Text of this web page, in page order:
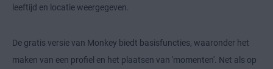
leeftijd en locatie weergegeven.
De gratis versie van Monkey biedt basisfuncties, waaronder het
maken van een profiel en het plaatsen van 'momenten'. Net als op